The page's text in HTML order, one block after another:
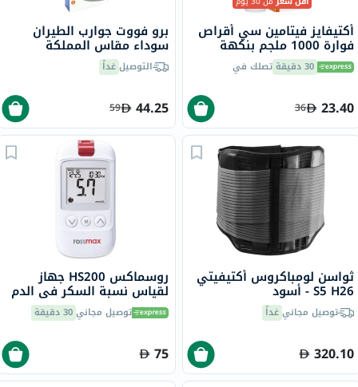
أكتيفايز فيتامين سي أقراص
فوارة 1000 ملجم بنكهة
البرتقال حزمة من 20
30 دقيقة تصلك في
23.40
36
برو فووت جوارب الطيران
سوداء مقاس المملكة
P72002/2
التوصيلغداً
44.25
59
ثواسن لومباكروس أكتيفيتي
S5 H26 - أسود
توصيل مجانيغداً
320.10
روسماكس HS200 جهاز
لقياس نسبة السكر في الدم
مع شرائط للتحكم في مرض
السكريتوصيل مجاني30 دقيقة
75